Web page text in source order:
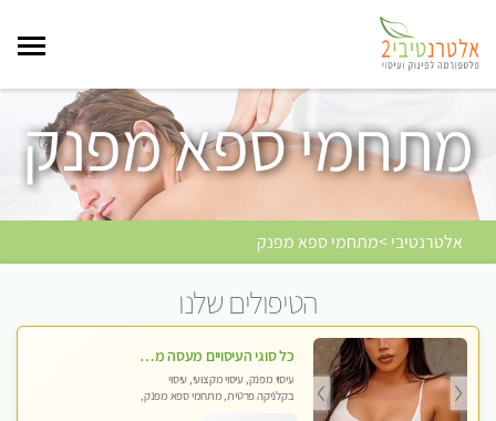
מתחמי ספא מפנק
אלטרנטיבי >מתחמי ספא מפנק
הטיפולים שלנו
כל סוגי העיסויים מעסה מקצועית ואיכותית פרטי!!!
עיסוי מפנק, עיסוי מקצועי, עיסוי
בקלניקה פרטית, מתחמי ספא מפנק,